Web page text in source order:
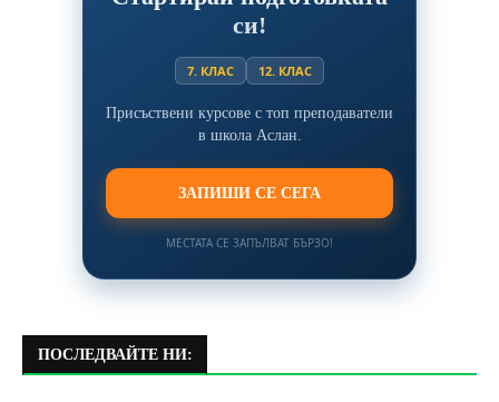
си!
7. КЛАС 12. КЛАС
Присъствени курсове с топ преподаватели
в школа Аслан.
ЗАПИШИ СЕ СЕГА
МЕСТАТА СЕ ЗАПЪЛВАТ БЪРЗО!
ПОСЛЕДВАЙТЕ НИ: